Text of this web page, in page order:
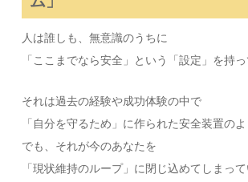
人は誰しも、無意識のうちに
「ここまでなら安全」という「設定」を持っ
それは過去の経験や成功体験の中で
「自分を守るため」に作られた安全装置のよ
でも、それが今のあなたを
「現状維持のループ」に閉じ込めてしまっ